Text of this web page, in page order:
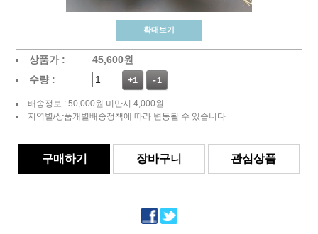
확대보기
상품가 : 45,600원
수량 :
+1 -1
배송정보 : 50,000원 미만시 4,000원
지역별/상품개별배송정책에 따라 변동될 수 있습니다
구매하기 장바구니 관심상품